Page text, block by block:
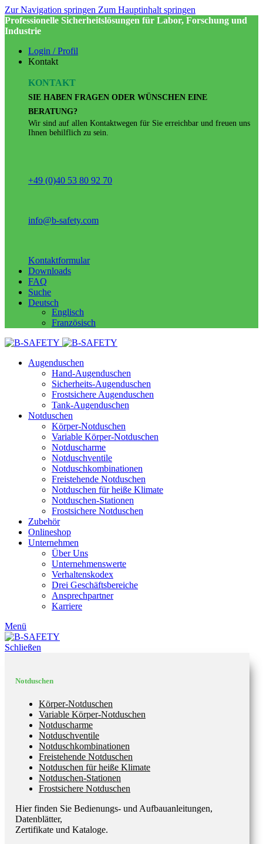
Zur Navigation springen Zum Hauptinhalt springen
Professionelle Sicherheitslösungen für Labor, Forschung und
Industrie
Login / Profil
Kontakt
KONTAKT
SIE HABEN FRAGEN ODER WÜNSCHEN EINE
BERATUNG?
Wir sind auf allen Kontaktwegen für Sie erreichbar und freuen uns
Ihnen behilflich zu sein.
+49 (0)40 53 80 92 70
info@b-safety.com
Kontaktformular
Downloads
FAQ
Suche
Deutsch
Englisch
Französisch
Augenduschen
Hand-Augenduschen
Sicherheits-Augenduschen
Frostsichere Augenduschen
Tank-Augenduschen
Notduschen
Körper-Notduschen
Variable Körper-Notduschen
Notduscharme
Notduschventile
Notduschkombinationen
Freistehende Notduschen
Notduschen für heiße Klimate
Notduschen-Stationen
Frostsichere Notduschen
Zubehör
Onlineshop
Unternehmen
Über Uns
Unternehmenswerte
Verhaltenskodex
Drei Geschäftsbereiche
Ansprechpartner
Karriere
Menü
Schließen
Notduschen
Körper-Notduschen
Variable Körper-Notduschen
Notduscharme
Notduschventile
Notduschkombinationen
Freistehende Notduschen
Notduschen für heiße Klimate
Notduschen-Stationen
Frostsichere Notduschen
Hier finden Sie Bedienungs- und Aufbauanleitungen,
Datenblätter,
Zertifikate und Kataloge.